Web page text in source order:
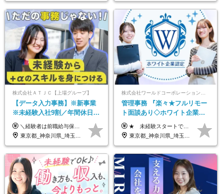
株式会社ＡＴＪＣ【上場グループ】
【データ入力事務】※新事業
※未経験入社9割／年間休日
124日／月 残業13h／土日祝休
み／給与改定年2回
＼経験者は前職給与保証！／ 月給23万円～33万円＋各種手当 ☆給与改定年2回あり！ ※上記金額には固定残業代（31,081円～44,595円／20時間分）を含みます。 ※超過分は別途支給します。 ★試用期間：6ヶ月 未経験の場合、試用期間中は月給21万円（固定残業代12,353円／8時間分）となります。ただし、2026年7月1日以降は給与改定に伴い、試用期間の途中であっても、月給230,000円（固定残業代31,081円／20時間分）を適用します。 ※超過分は別途支給します。
東京都_神奈川県_埼玉県_千葉県
管理事務 『楽々★フルリモー
ト面談あり◇ホワイト企業認
定受賞◇完全週休2日◇賞与年
2回 /p13
★ 未経験スタートでも月収40万円以上も目指せます！ ★ ★ 試用期間6か月あり／給与・待遇に変更なし ★ ＼パターン①orパターン②で給与形態の選択が可能／ ＜パターン①＞ 月給+交通費+（残業代は全額別途支給） 【首都圏・関東・北信越】 月給30.0万円以上 【関西】 月給27.5万円以上 【中部】 月給26.5万円以上 【東北】 月給24.5万円以上 【北海道】 月給24.0万円以上 【九州・中四国】 月給25.5万円以上 ＜パターン②＞ 月給（固定残業代20H含む）+交通費+賞与年2回+残業代 （※20H場合を超過した場合は全額別途支給） 【首都圏・関東・北信越】 月給25.0万円以上 【関 西・中部】 月給24.5万円以上 【東 北・北海道・九州・中四国】 月給23.5万円以上 ※上記給与には固定残業代（月20H分）を含みます 固定残業代は残業の有無に関わらず支給し、超過分は別途全額支給いたします ①②の給与形態はご本人様と相談の上、最終的に会社が決定いたします （内定時に通知） ■給与改定年1回 ■(※)賞与年2回（昨年度支給実績2回／頑張りを評価） (※)支給条件に規定あり
東京都_神奈川県_埼玉県_千葉県_大阪府_愛知県_北海道_青森県_岩手県_宮城県_秋田県_山形県_福島県_茨城県_栃木県_群馬県_新潟県_山梨県_長野県_富山県_石川県_福井県_静岡県_岐阜県_三重県_兵庫県_京都府_滋賀県_奈良県_和歌山県_広島県_岡山県_鳥取県_島根県_山口県_徳島県_香川県_愛媛県_高知県_福岡県_熊本県_佐賀県_長崎県_大分県_宮崎県_鹿児島県_沖縄県